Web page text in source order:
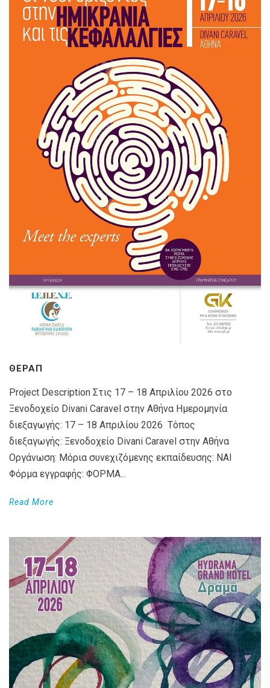
ΘΕΡΑΠ
Project Description Στις 17 – 18 Απριλίου 2026 στο
Ξενοδοχείο Divani Caravel στην Αθήνα Ημερομηνία
διεξαγωγής: 17 – 18 Απριλίου 2026 Τόπος
διεξαγωγής: Ξενοδοχείο Divani Caravel στην Αθήνα
Οργάνωση: Μόρια συνεχιζόμενης εκπαίδευσης: ΝΑΙ
Φόρμα εγγραφής: ΦΟΡΜΑ...
Read More